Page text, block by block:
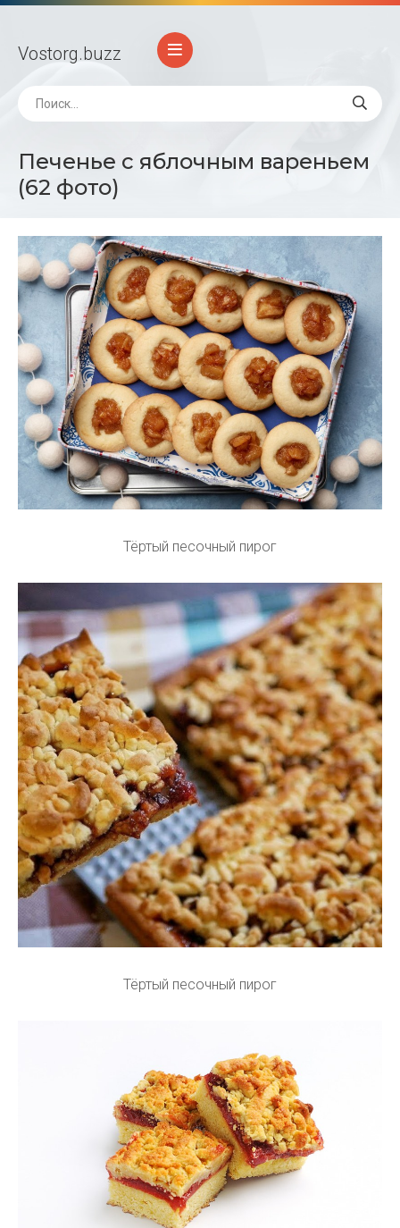
Vostorg.buzz
Печенье с яблочным вареньем
(62 фото)
Тёртый песочный пирог
Тёртый песочный пирог